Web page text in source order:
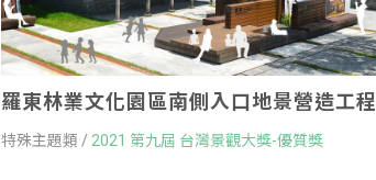
羅東林業文化園區南側入口地景營造工程
特殊主題類 / 2021 第九屆 台灣景觀大獎-優質獎